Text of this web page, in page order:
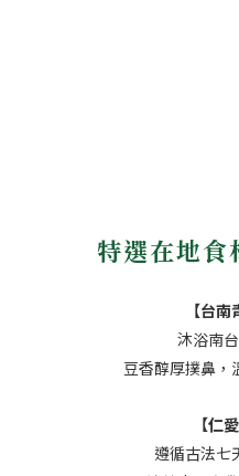
特選在地食
【台南
沐浴南
豆香醇厚撲鼻，
【仁
遵循古法七